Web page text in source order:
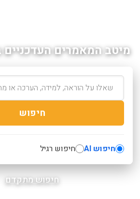
מיטב המאמרים העדכניים
חיפוש
חיפוש AI חיפוש רגיל
חיפוש מתקדם